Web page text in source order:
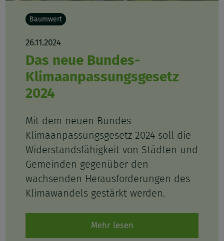
Baumwert
26.11.2024
Das neue Bundes-
Klimaanpassungsgesetz
2024
Mit dem neuen Bundes-
Klimaanpassungsgesetz 2024 soll die
Widerstandsfähigkeit von Städten und
Gemeinden gegenüber den
wachsenden Herausforderungen des
Klimawandels gestärkt werden.
Mehr lesen